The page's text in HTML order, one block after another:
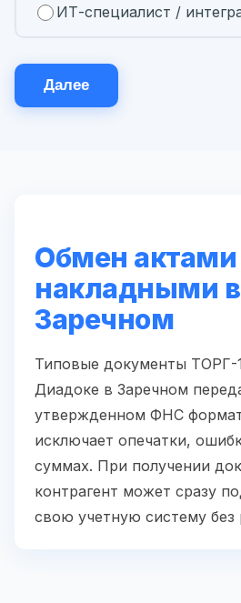
ИТ-специалист /
Далее
Обмен актами
накладными
Заречном
Типовые документы ТОРГ-
Диадоке в Заречном
утвержденном ФНС
исключает опечатки,
суммах. При получении
контрагент может сразу
свою учетную систему без